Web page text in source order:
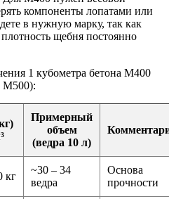
компоненты лопатами или
в нужную марку, так как
щебня постоянно
1 кубометра бетона М400
М500):
Примерный
объем
(ведра 10 л)
кг
~30 – 34
ведра
Основа
прочности